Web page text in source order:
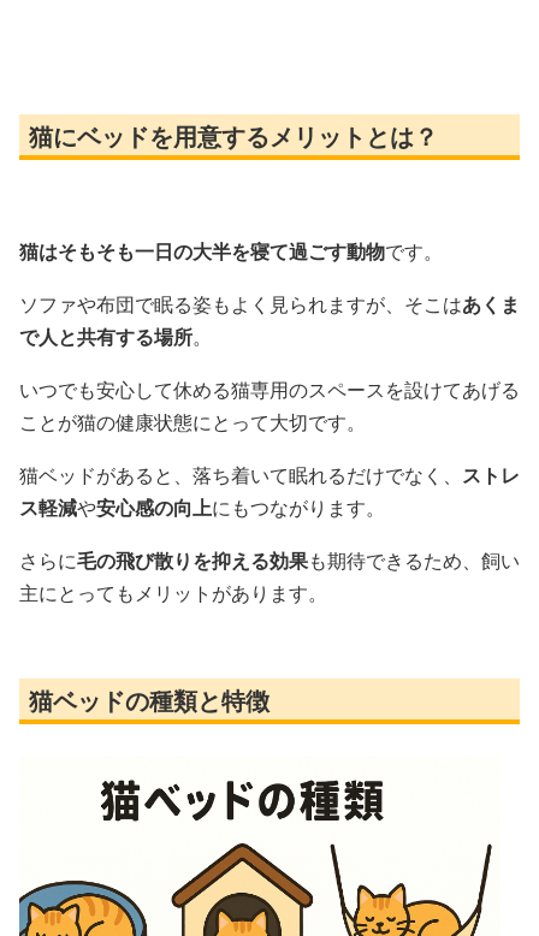
猫にベッドを用意するメリットとは？
猫はそもそも一日の大半を寝て過ごす動物です。
ソファや布団で眠る姿もよく見られますが、そこはあくま
で人と共有する場所。
いつでも安心して休める猫専用のスペースを設けてあげる
ことが猫の健康状態にとって大切です。
猫ベッドがあると、落ち着いて眠れるだけでなく、 ストレ
ス軽減や安心感の向上にもつながります。
さらに毛の飛び散りを抑える効果も期待できるため、飼い
主にとってもメリットがあります。
猫ベッドの種類と特徴